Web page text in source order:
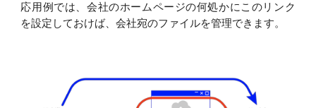
応用例では、会社のホームページの何処かにこのリンク
を設定しておけば、会社宛のファイルを管理できます。